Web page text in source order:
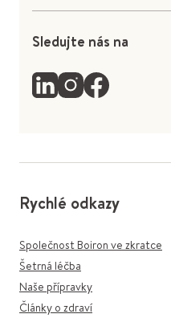
Sledujte nás na
Rychlé odkazy
Společnost Boiron ve zkratce
Šetrná léčba
Naše přípravky
Články o zdraví